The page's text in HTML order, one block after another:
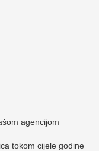
agencijom
tokom cijele godine